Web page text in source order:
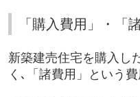
「購入費用」・「
新築建売住宅を購入し
く､「諸費用」という